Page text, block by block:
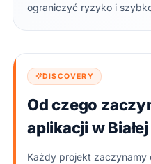
ograniczyć ryzyko i
DISCOVERY
Od czego
aplikacji w
Każdy projekt